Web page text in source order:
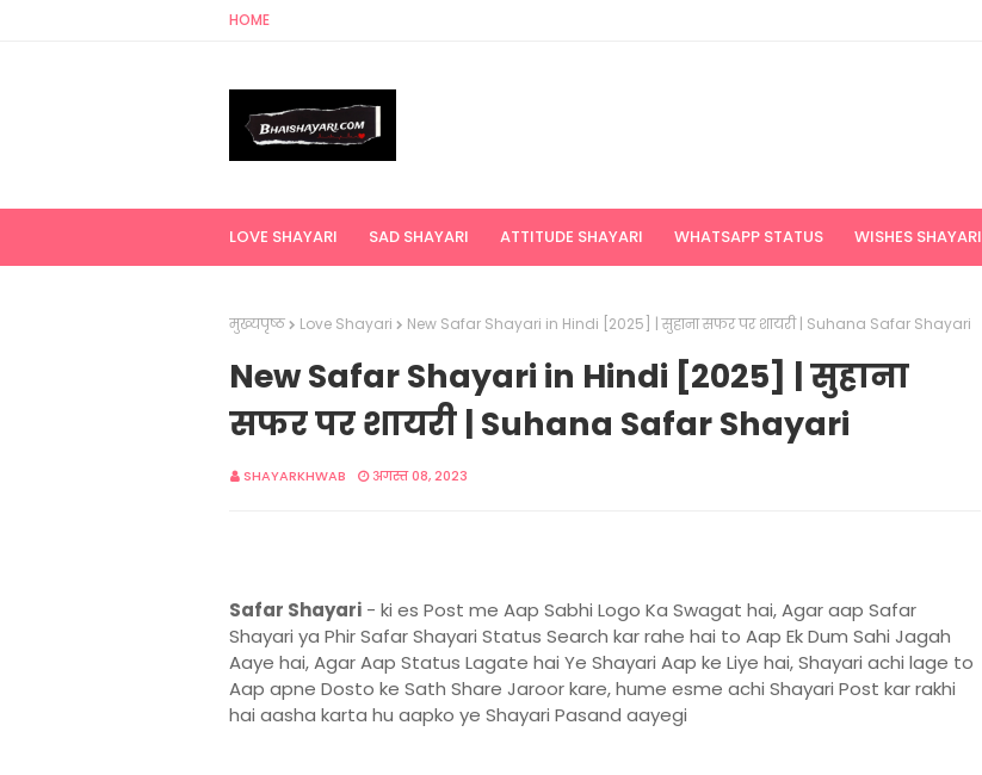
HOME
LOVE SHAYARI SAD SHAYARI ATTITUDE SHAYARI WHATSAPP STATUS WISHES SHAYARI
मुख्यपृष्ठ Love Shayari New Safar Shayari in Hindi [2025] | सुहाना सफर पर शायरी | Suhana Safar Shayari
New Safar Shayari in Hindi [2025] | सुहाना
सफर पर शायरी | Suhana Safar Shayari
SHAYARKHWAB अगस्त 08, 2023
Safar Shayari - ki es Post me Aap Sabhi Logo Ka Swagat hai, Agar aap Safar
Shayari ya Phir Safar Shayari Status Search kar rahe hai to Aap Ek Dum Sahi Jagah
Aaye hai, Agar Aap Status Lagate hai Ye Shayari Aap ke Liye hai, Shayari achi lage to
Aap apne Dosto ke Sath Share Jaroor kare, hume esme achi Shayari Post kar rakhi
hai aasha karta hu aapko ye Shayari Pasand aayegi